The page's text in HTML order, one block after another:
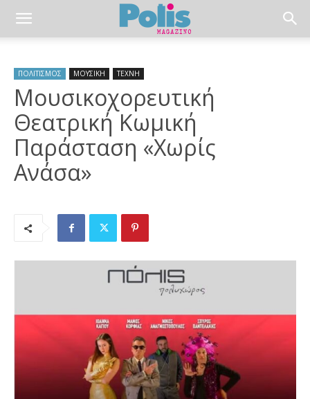
ΠΟΛΙΤΙΣΜΟΣ ΜΟΥΣΙΚΗ ΤΕΧΝΗ
Μουσικοχορευτική
Θεατρική Κωμική
Παράσταση «Χωρίς
Ανάσα»